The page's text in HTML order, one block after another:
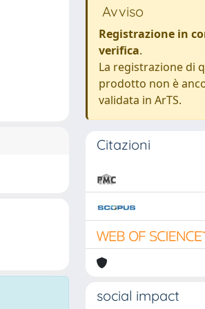
Avviso
Registrazione in
verifica.
La registrazione di
prodotto non è
validata in ArTS.
Citazioni
social impact